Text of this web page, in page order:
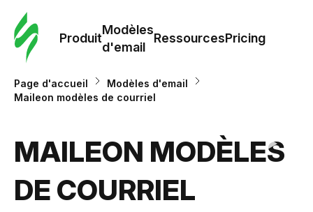
Produit
Modèles
d'email
RessourcesPricing
Page d'accueil
Modèles d'email
Maileon modèles de courriel
MAILEON MODÈLES
DE COURRIEL